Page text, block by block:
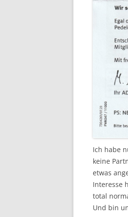
Ich habe
keine
etwas
Interesse
total
Und bin